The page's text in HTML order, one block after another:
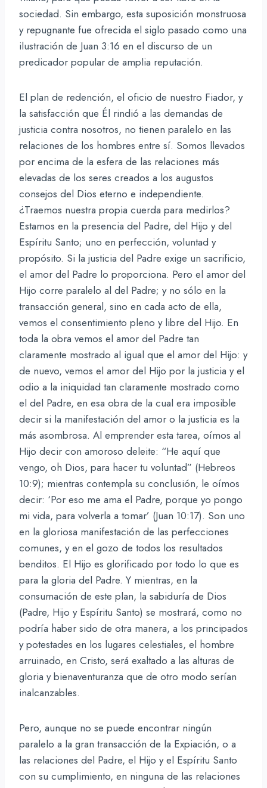
sociedad. Sin embargo, esta suposición monstruosa
y repugnante fue ofrecida el siglo pasado como una
ilustración de Juan 3:16 en el discurso de un
predicador popular de amplia reputación.
El plan de redención, el oficio de nuestro Fiador, y
la satisfacción que Él rindió a las demandas de
justicia contra nosotros, no tienen paralelo en las
relaciones de los hombres entre sí. Somos llevados
por encima de la esfera de las relaciones más
elevadas de los seres creados a los augustos
consejos del Dios eterno e independiente.
¿Traemos nuestra propia cuerda para medirlos?
Estamos en la presencia del Padre, del Hijo y del
Espíritu Santo; uno en perfección, voluntad y
propósito. Si la justicia del Padre exige un sacrificio,
el amor del Padre lo proporciona. Pero el amor del
Hijo corre paralelo al del Padre; y no sólo en la
transacción general, sino en cada acto de ella,
vemos el consentimiento pleno y libre del Hijo. En
toda la obra vemos el amor del Padre tan
claramente mostrado al igual que el amor del Hijo: y
de nuevo, vemos el amor del Hijo por la justicia y el
odio a la iniquidad tan claramente mostrado como
el del Padre, en esa obra de la cual era imposible
decir si la manifestación del amor o la justicia es la
más asombrosa. Al emprender esta tarea, oímos al
Hijo decir con amoroso deleite: “He aquí que
vengo, oh Dios, para hacer tu voluntad” (Hebreos
10:9); mientras contempla su conclusión, le oímos
decir: ‘Por eso me ama el Padre, porque yo pongo
mi vida, para volverla a tomar’ (Juan 10:17). Son uno
en la gloriosa manifestación de las perfecciones
comunes, y en el gozo de todos los resultados
benditos. El Hijo es glorificado por todo lo que es
para la gloria del Padre. Y mientras, en la
consumación de este plan, la sabiduría de Dios
(Padre, Hijo y Espíritu Santo) se mostrará, como no
podría haber sido de otra manera, a los principados
y potestades en los lugares celestiales, el hombre
arruinado, en Cristo, será exaltado a las alturas de
gloria y bienaventuranza que de otro modo serían
inalcanzables.
Pero, aunque no se puede encontrar ningún
paralelo a la gran transacción de la Expiación, o a
las relaciones del Padre, el Hijo y el Espíritu Santo
con su cumplimiento, en ninguna de las relaciones